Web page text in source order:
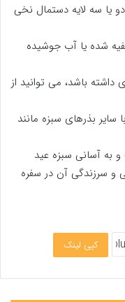
یا سه لایه دستمال نخی
شده یا آب جوشیده
باشد، می توانید از
سایر بذرهای سبزه مانند
به آسانی سبزه عید
و سرزندگی آن در سفره
کپی لینک